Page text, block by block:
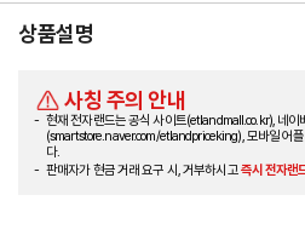
상품설명
사칭 주의 안내
현재 전자랜드는 공식 사이트(etlandmall.co.kr), 네이
(smartstore.naver.com/etlandpriceking), 모바일 어
다.
판매자가 현금 거래 요구 시, 거부하시고즉시 전자랜